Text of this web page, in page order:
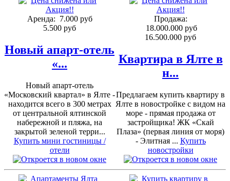
Аренда: 7.000 руб
5.500 руб
Новый апарт-отель
«...
Новый апарт-отель
«Московский квартал» в Ялте -
находится всего в 300 метрах
от центральной ялтинской
набережной и пляжа, на
закрытой зеленой терри...
Купить мини гостиницы /
отели
Продажа:
18.000.000 руб
16.500.000 руб
Квартира в Ялте в
н...
Предлагаем купить квартиру в
Ялте в новостройке с видом на
море - прямая продажа от
застройщика! ЖК «Скай
Плаза» (первая линия от моря)
- Элитная ... Купить
новостройки